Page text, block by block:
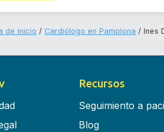
de inicio Cardiólogo en Pamplona Ines
Recursos
Seguimiento a
Blog